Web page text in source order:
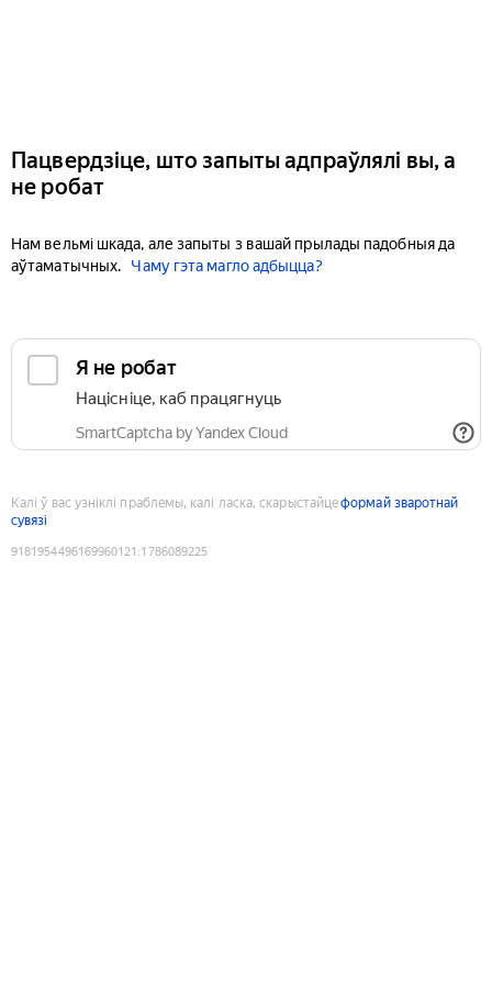
Пацвердзіце, што запыты адпраўлялі вы, а
не робат
Нам вельмі шкада, але запыты з вашай прылады падобныя да
аўтаматычных.
Чаму гэта магло адбыцца?
Я не робат
Націсніце, каб працягнуць
SmartCaptcha by Yandex Cloud
Калі ў вас узніклі праблемы, калі ласка, скарыстайцеформай зваротнай
сувязі
9181954496169960121 :1786089225